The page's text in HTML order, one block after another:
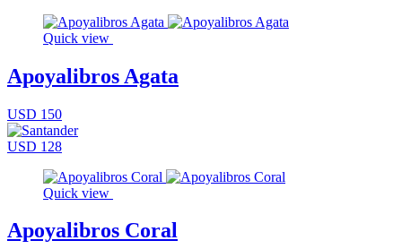
Quick view
Apoyalibros Agata
USD 150
USD 128
Quick view
Apoyalibros Coral